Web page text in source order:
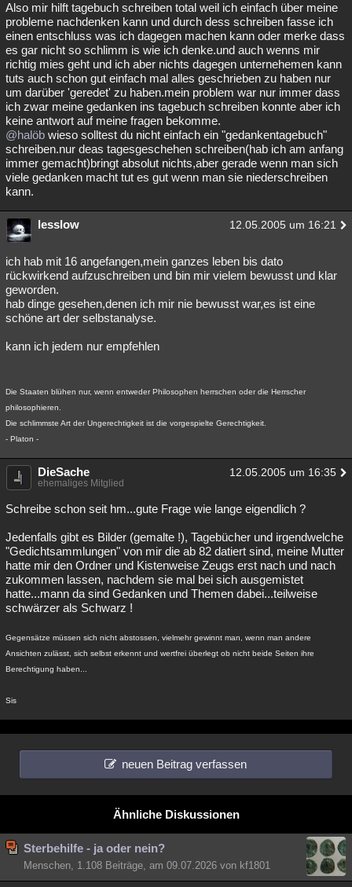
Also mir hilft tagebuch schreiben total weil ich einfach über meine
probleme nachdenken kann und durch dess schreiben fasse ich
einen entschluss was ich dagegen machen kann oder merke dass
es gar nicht so schlimm is wie ich denke.und auch wenns mir
richtig mies geht und ich aber nichts dagegen unternehemen kann
tuts auch schon gut einfach mal alles geschrieben zu haben nur
um darüber 'geredet' zu haben.mein problem war nur immer dass
ich zwar meine gedanken ins tagebuch schreiben konnte aber ich
keine antwort auf meine fragen bekomme.
@halöb wieso solltest du nicht einfach ein "gedankentagebuch"
schreiben.nur deas tagesgeschehen schreiben(hab ich am anfang
immer gemacht)bringt absolut nichts,aber gerade wenn man sich
viele gedanken macht tut es gut wenn man sie niederschreiben
kann.
lesslow 12.05.2005 um 16:21
ich hab mit 16 angefangen,mein ganzes leben bis dato
rückwirkend aufzuschreiben und bin mir vielem bewusst und klar
geworden.
hab dinge gesehen,denen ich mir nie bewusst war,es ist eine
schöne art der selbstanalyse.
kann ich jedem nur empfehlen
Die Staaten blühen nur, wenn entweder Philosophen herrschen oder die Herrscher
philosophieren.
Die schlimmste Art der Ungerechtigkeit ist die vorgespielte Gerechtigkeit.
- Platon -
DieSache 12.05.2005 um 16:35
ehemaliges Mitglied
Schreibe schon seit hm...gute Frage wie lange eigendlich ?
Jedenfalls gibt es Bilder (gemalte !), Tagebücher und irgendwelche
"Gedichtsammlungen" von mir die ab 82 datiert sind, meine Mutter
hatte mir den Ordner und Kistenweise Zeugs erst nach und nach
zukommen lassen, nachdem sie mal bei sich ausgemistet
hatte...mann da sind Gedanken und Themen dabei...teilweise
schwärzer als Schwarz !
Gegensätze müssen sich nicht abstossen, vielmehr gewinnt man, wenn man andere
Ansichten zulässt, sich selbst erkennt und wertfrei überlegt ob nicht beide Seiten ihre
Berechtigung haben...
Sis
neuen Beitrag verfassen
Ähnliche Diskussionen
Sterbehilfe - ja oder nein?
Menschen, 1.108 Beiträge, am 09.07.2026 von kf1801